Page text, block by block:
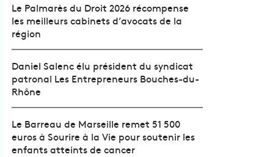
Le Palmarès du Droit 2026 récompense
les meilleurs cabinets d’avocats de la
région
Daniel Salenc élu président du syndicat
patronal Les Entrepreneurs Bouches-du-
Rhône
Le Barreau de Marseille remet 51 500
euros à Sourire à la Vie pour soutenir les
enfants atteints de cancer